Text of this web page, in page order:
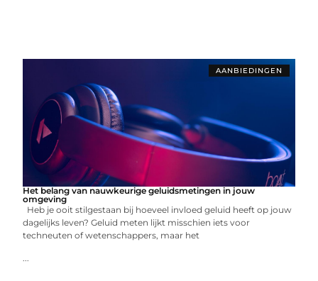
AANBIEDINGEN
Het belang van nauwkeurige geluidsmetingen in jouw
omgeving
Heb je ooit stilgestaan bij hoeveel invloed geluid heeft op jouw
dagelijks leven? Geluid meten lijkt misschien iets voor
techneuten of wetenschappers, maar het
...